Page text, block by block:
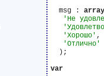
  msg :
array
'Не
'Хорошо' ,
'Отлично'
  );
var